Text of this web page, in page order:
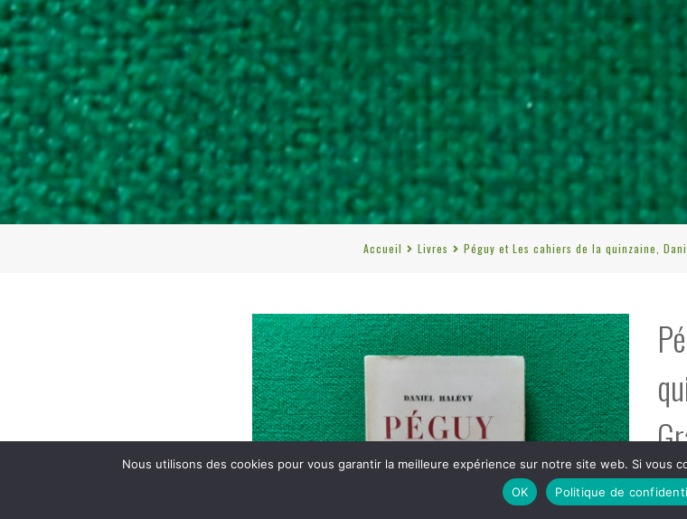
Accueil Livres Péguy et Les cahiers de la quinzaine,
€
Nous utilisons des cookies pour vous garantir la meilleure expérience sur notre site web. Si
OK
Politique de